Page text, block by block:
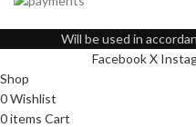
Will be used in
FacebookX
Shop
0Wishlist
0items Cart